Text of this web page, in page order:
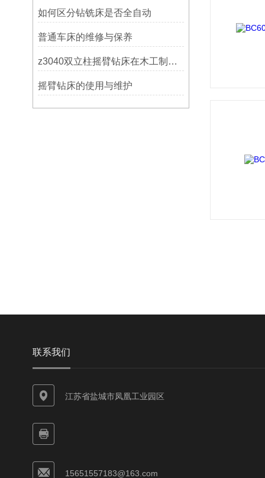
如何区分钻铣床是否全自动
普通车床的维修与保养
z3040双立柱摇臂钻床在木工制作中的应用
摇臂钻床的使用与维护
联系我们
江苏省盐城市凤凰工业园区
15651557183@163.com